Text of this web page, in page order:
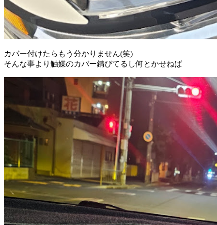
カバー付けたらもう分かりません(笑)
そんな事より触媒のカバー錆びてるし何とかせねば